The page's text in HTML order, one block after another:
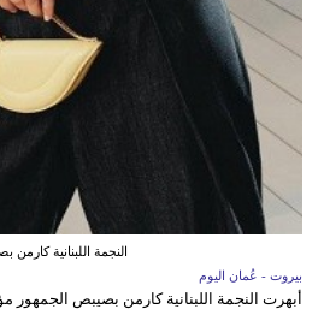
النجمة اللبنانية كارمن
بيروت - عُمان اليوم
أبهرت النجمة اللبنانية كارمن بصيبص